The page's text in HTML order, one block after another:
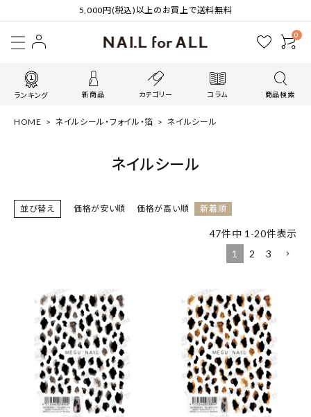
5,000円(税込)以上のお買上で送料無料
0
ランキング 新商品 カテゴリー コラム 商品検索
HOME ネイルシール・フォイル・箔 ネイルシール
ネイルシール
並び替え 価格が安い順 価格が高い順 新着順
47件中 1 -20件表示
1
2 3